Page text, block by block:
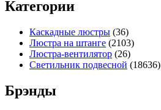
Категории
Каскадные люстры (36)
Люстра на штанге (2103)
Люстра-вентилятор (26)
Светильник подвесной (18636)
Брэнды